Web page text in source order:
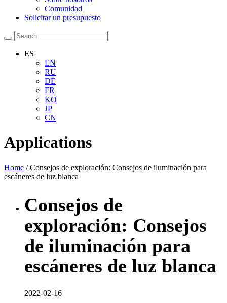
Comunidad
Solicitar un presupuesto
ES
EN
RU
DE
FR
KO
JP
CN
Applications
Home / Consejos de exploración: Consejos de iluminación para
escáneres de luz blanca
Consejos de
exploración: Consejos
de iluminación para
escáneres de luz blanca
2022-02-16